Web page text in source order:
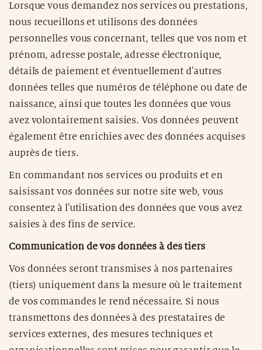
Lorsque vous demandez nos services ou prestations,
nous recueillons et utilisons des données
personnelles vous concernant, telles que vos nom et
prénom, adresse postale, adresse électronique,
détails de paiement et éventuellement d'autres
données telles que numéros de téléphone ou date de
naissance, ainsi que toutes les données que vous
avez volontairement saisies. Vos données peuvent
également être enrichies avec des données acquises
auprès de tiers.
En commandant nos services ou produits et en
saisissant vos données sur notre site web, vous
consentez à l'utilisation des données que vous avez
saisies à des fins de service.
Communication de vos données à des tiers
Vos données seront transmises à nos partenaires
(tiers) uniquement dans la mesure où le traitement
de vos commandes le rend nécessaire. Si nous
transmettons des données à des prestataires de
services externes, des mesures techniques et